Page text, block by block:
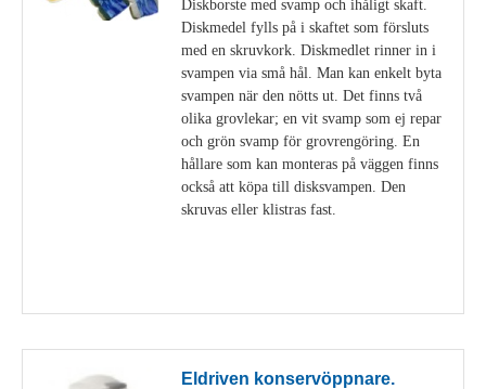
Diskborste med svamp och ihåligt skaft.
Diskmedel fylls på i skaftet som försluts
med en skruvkork. Diskmedlet rinner in i
svampen via små hål. Man kan enkelt byta
svampen när den nötts ut. Det finns två
olika grovlekar; en vit svamp som ej repar
och grön svamp för grovrengöring. En
hållare som kan monteras på väggen finns
också att köpa till disksvampen. Den
skruvas eller klistras fast.
Eldriven konservöppnare.